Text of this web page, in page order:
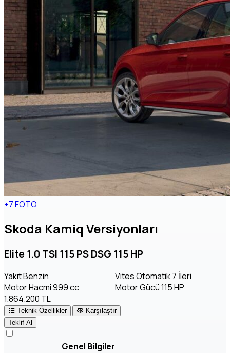
+7 FOTO
Skoda Kamiq Versiyonları
Elite 1.0 TSI 115 PS DSG 115 HP
YakıtBenzin VitesOtomatik 7 İleri
Motor Hacmi999 cc Motor Gücü115 HP
1.864.200 TL
Teknik Özellikler
Karşılaştır
Teklif Al
Genel Bilgiler